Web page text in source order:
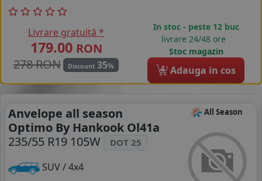
Livrare gratuită *
179.00 RON
278 RON
Discount 35%
In stoc - peste 12 buc
livrare 24/48 ore
Stoc magazin
4 Adauga in cos
All Season
Anvelope all season
Optimo By Hankook Ol41a
235/55 R19 105W
DOT 25
SUV / 4x4